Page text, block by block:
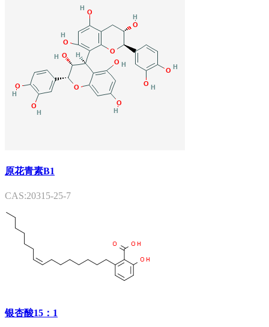
原花青素B1
CAS:20315-25-7
银杏酸15：1